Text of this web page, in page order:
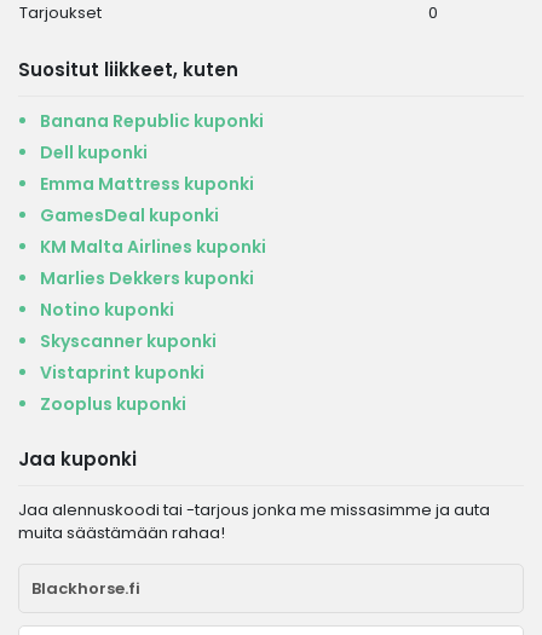
Tarjoukset
0
Suositut liikkeet, kuten
Banana Republic kuponki
Dell kuponki
Emma Mattress kuponki
GamesDeal kuponki
KM Malta Airlines kuponki
Marlies Dekkers kuponki
Notino kuponki
Skyscanner kuponki
Vistaprint kuponki
Zooplus kuponki
Jaa kuponki
Jaa alennuskoodi tai -tarjous jonka me missasimme ja auta
muita säästämään rahaa!